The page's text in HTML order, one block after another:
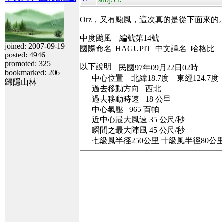
joined: 2007-09-19
posted: 4946
promoted: 325
bookmarked: 206
歸隱山林
Orz，又有颱風，這次真的是從下面來的
中度颱風 編號第14號
國際命名 HAGUPIT 中文譯名 哈格比
民國97年09月22日02時
中心位置 北緯18.7度 東經124.7度
過去移動方向 西北
過去移動時速 18 公里
中心氣壓 965 百帕
近中心最大風速 35 公尺/秒
瞬間之最大陣風 45 公尺/秒
七級風半徑250公里 十級風半徑80公